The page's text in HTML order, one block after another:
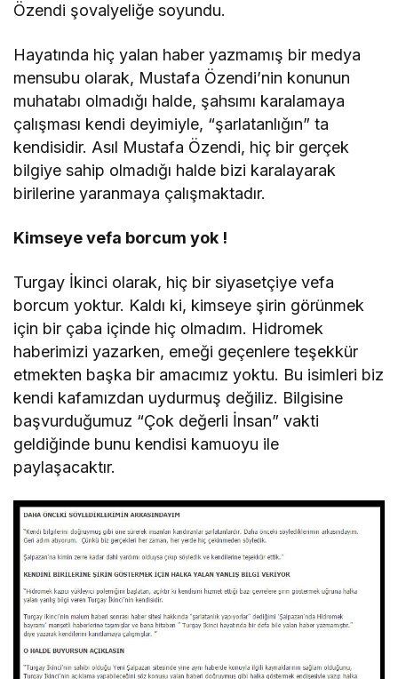
Özendi şovalyeliğe soyundu.
Hayatında hiç yalan haber yazmamış bir medya
mensubu olarak, Mustafa Özendi’nin konunun
muhatabı olmadığı halde, şahsımı karalamaya
çalışması kendi deyimiyle, “şarlatanlığın” ta
kendisidir. Asıl Mustafa Özendi, hiç bir gerçek
bilgiye sahip olmadığı halde bizi karalayarak
birilerine yaranmaya çalışmaktadır.
Kimseye vefa borcum yok !
Turgay İkinci olarak, hiç bir siyasetçiye vefa
borcum yoktur. Kaldı ki, kimseye şirin görünmek
için bir çaba içinde hiç olmadım. Hidromek
haberimizi yazarken, emeği geçenlere teşekkür
etmekten başka bir amacımız yoktu. Bu isimleri biz
kendi kafamızdan uydurmuş değiliz. Bilgisine
başvurduğumuz “Çok değerli İnsan” vakti
geldiğinde bunu kendisi kamuoyu ile
paylaşacaktır.